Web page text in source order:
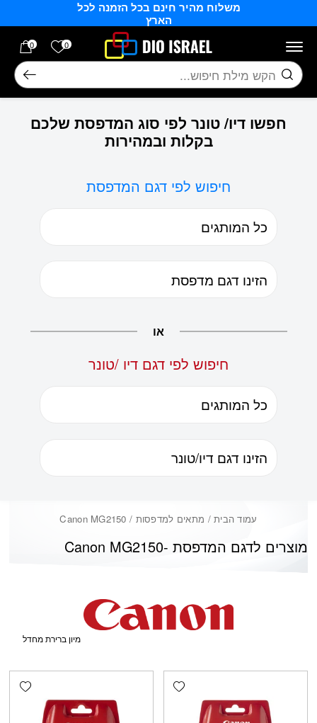
משלוח מהיר חינם בכל הזמנה לכל
הארץ
0 הרשימה
0
חיפוש
חפשו דיו/ טונר לפי סוג המדפסת שלכם
בקלות ובמהירות
חיפוש לפי דגם המדפסת
או
חיפוש לפי דגם דיו /טונר
עמוד הבית/ מתאים למדפסות / Canon MG2150
Canon MG2150מוצרים לדגם המדפסת -
Add wishlist